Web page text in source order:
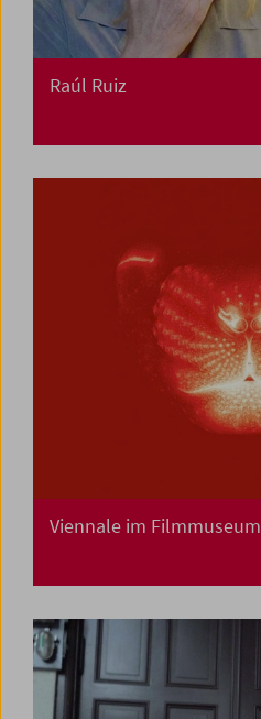
Raúl Ruiz
Viennale im Filmmuseum